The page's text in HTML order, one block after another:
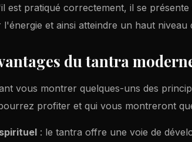
est pratiqué correctement, il se
et ainsi atteindre un haut niveau
du tantra
vous montrer quelques-uns des
profiter et qui vous montreront
: le tantra offre une voie de